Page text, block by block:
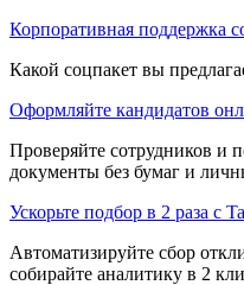
Корпоративная поддержка
Какой соцпакет вы
Оформляйте кандидатов
Проверяйте сотрудников и
документы без бумаг и
Ускорьте подбор в 2 раза с
Автоматизируйте сбор
собирайте аналитику в 2